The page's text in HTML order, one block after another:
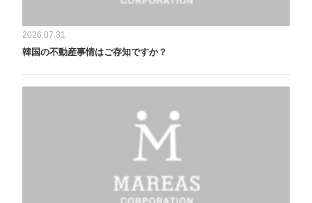
2026.07.31
韓国の不動産事情はご存知ですか？